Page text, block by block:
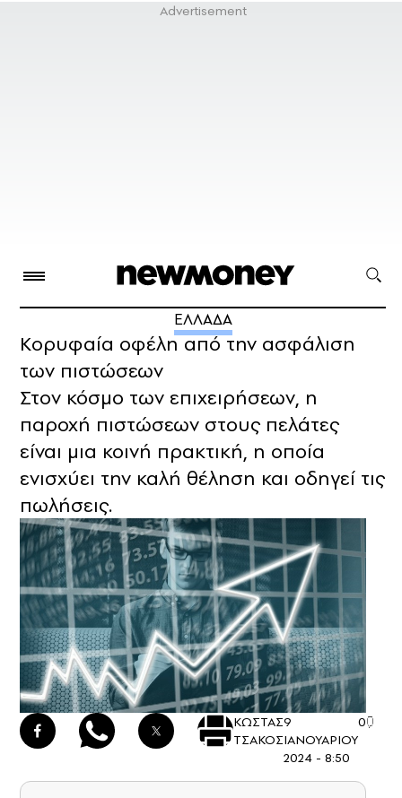
ΕΛΛΑΔΑ
Κορυφαία οφέλη από την ασφάλιση
των πιστώσεων
Στον κόσμο των επιχειρήσεων, η
παροχή πιστώσεων στους πελάτες
είναι μια κοινή πρακτική, η οποία
ενισχύει την καλή θέληση και οδηγεί τις
πωλήσεις.
ΚΩΣΤΑΣ
ΤΣΑΚΟΣ
9
ΙΑΝΟΥΑΡΙΟΥ
2024 - 8:50
0